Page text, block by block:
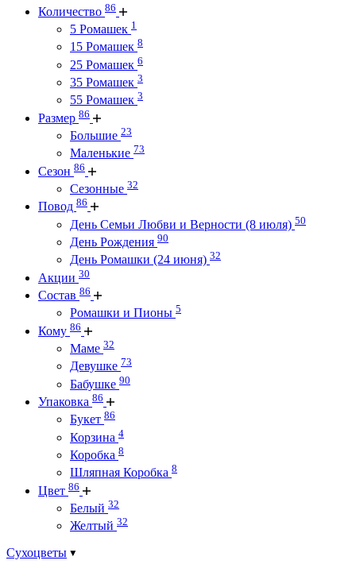
Количество 86
5 Ромашек 1
15 Ромашек 8
25 Ромашек 6
35 Ромашек 3
55 Ромашек 3
Размер 86
Большие 23
Маленькие 73
Сезон 86
Сезонные 32
Повод 86
День Семьи Любви и Верности (8 июля) 50
День Рождения 90
День Ромашки (24 июня) 32
Акции 30
Состав 86
Ромашки и Пионы 5
Кому 86
Маме 32
Девушке 73
Бабушке 90
Упаковка 86
Букет 86
Корзина 4
Коробка 8
Шляпная Коробка 8
Цвет 86
Белый 32
Желтый 32
Сухоцветы